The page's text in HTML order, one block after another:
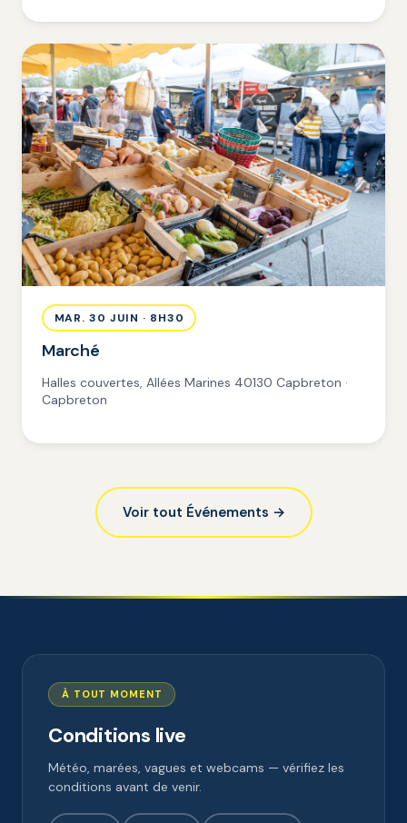
MAR. 30 JUIN · 8H30
Marché
Halles couvertes, Allées Marines 40130 Capbreton ·
Capbreton
Voir tout Événements →
À TOUT MOMENT
Conditions live
Météo, marées, vagues et webcams — vérifiez les
conditions avant de venir.